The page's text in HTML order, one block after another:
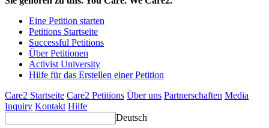
Eine Petition starten
Petitions Startseite
Successful Petitions
Über Petitionen
Activist University
Hilfe für das Erstellen einer Petition
Care2 Startseite Care2 Petitions Über uns Partnerschaften Media
Inquiry Kontakt Hilfe
Deutsch